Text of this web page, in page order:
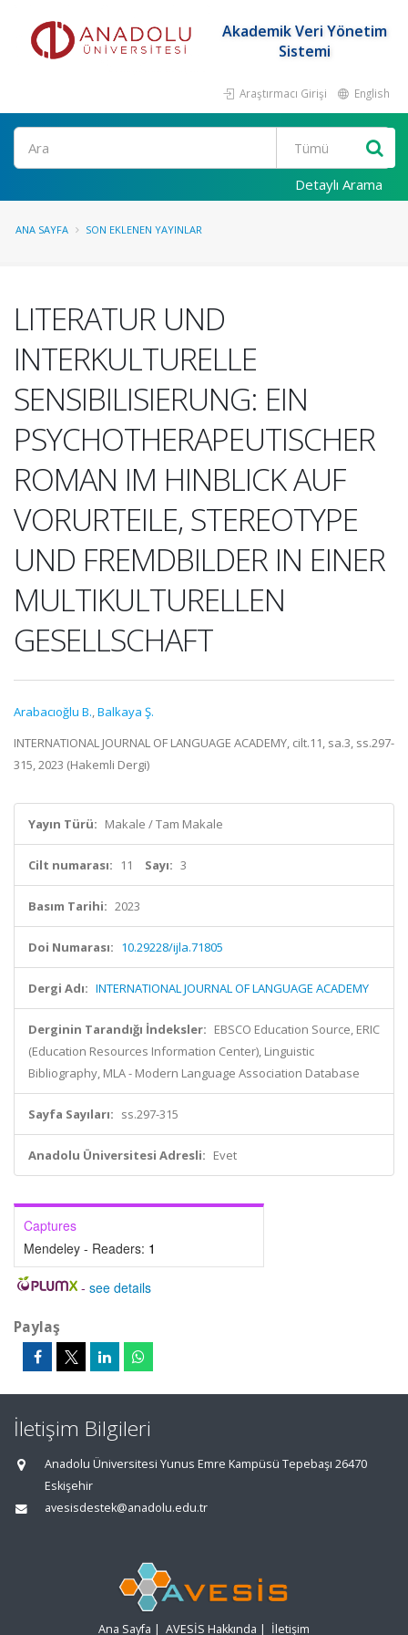
Akademik Veri Yönetim
Sistemi
Araştırmacı Girişi English
Ara
Detaylı Arama
ANA SAYFA SON EKLENEN YAYINLAR
LITERATUR UND
INTERKULTURELLE
SENSIBILISIERUNG: EIN
PSYCHOTHERAPEUTISCHER
ROMAN IM HINBLICK AUF
VORURTEILE, STEREOTYPE
UND FREMDBILDER IN EINER
MULTIKULTURELLEN
GESELLSCHAFT
Arabacıoğlu B.,Balkaya Ş.
INTERNATIONAL JOURNAL OF LANGUAGE ACADEMY, cilt.11, sa.3, ss.297-
315, 2023 (Hakemli Dergi)
Yayın Türü: Makale / Tam Makale
Cilt numarası: 11 Sayı: 3
Basım Tarihi: 2023
Doi Numarası: 10.29228/ijla.71805
Dergi Adı: INTERNATIONAL JOURNAL OF LANGUAGE ACADEMY
Derginin Tarandığı İndeksler: EBSCO Education Source, ERIC
(Education Resources Information Center), Linguistic
Bibliography, MLA - Modern Language Association Database
Sayfa Sayıları: ss.297-315
Anadolu Üniversitesi Adresli: Evet
Captures
Mendeley - Readers: 1
- see details
Paylaş
İletişim Bilgileri
Anadolu Üniversitesi Yunus Emre Kampüsü Tepebaşı 26470
Eskişehir
avesisdestek@anadolu.edu.tr
Ana Sayfa | AVESİS Hakkında | İletişim